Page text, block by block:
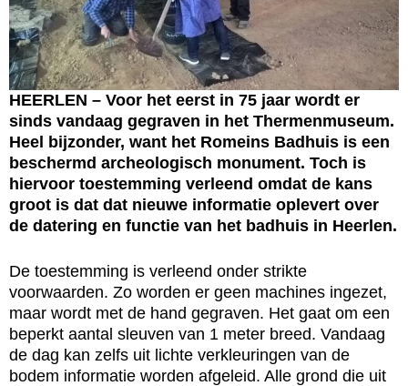
HEERLEN – Voor het eerst in 75 jaar wordt er
sinds vandaag gegraven in het Thermenmuseum.
Heel bijzonder, want het Romeins Badhuis is een
beschermd archeologisch monument. Toch is
hiervoor toestemming verleend omdat de kans
groot is dat dat nieuwe informatie oplevert over
de datering en functie van het badhuis in Heerlen.
De toestemming is verleend onder strikte
voorwaarden. Zo worden er geen machines ingezet,
maar wordt met de hand gegraven. Het gaat om een
beperkt aantal sleuven van 1 meter breed. Vandaag
de dag kan zelfs uit lichte verkleuringen van de
bodem informatie worden afgeleid. Alle grond die uit